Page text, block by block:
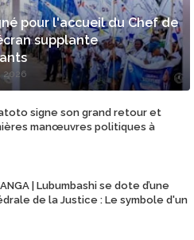
pour l'accueil du Chef de
supplante
2026
signe son grand retour et
manœuvres politiques à
| Lubumbashi se dote d’une
de la Justice : Le symbole d'un
!